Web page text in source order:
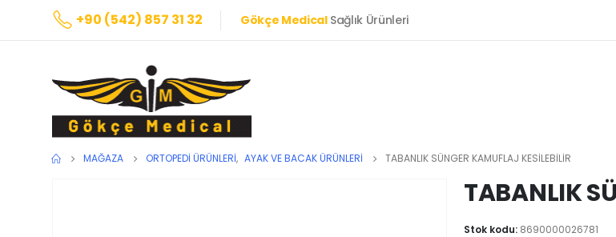
+90 (542) 857 31 32 Gökçe MedicalSağlık Ürünleri
MAĞAZA ORTOPEDI ÜRÜNLERI, AYAK VE BACAK ÜRÜNLERI TABANLIK SÜNGER KAMUFLAJ KESİLEBİLİR
TABANLIK
Stok kodu: 8690000026781